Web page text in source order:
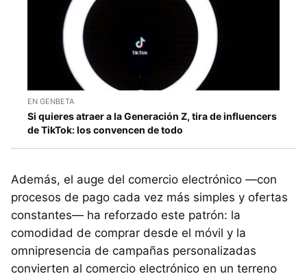
EN GENBETA
Si quieres atraer a la Generación Z, tira de influencers
de TikTok: los convencen de todo
Además, el auge del comercio electrónico —con
procesos de pago cada vez más simples y ofertas
constantes— ha reforzado este patrón: la
comodidad de comprar desde el móvil y la
omnipresencia de campañas personalizadas
convierten al comercio electrónico en un terreno